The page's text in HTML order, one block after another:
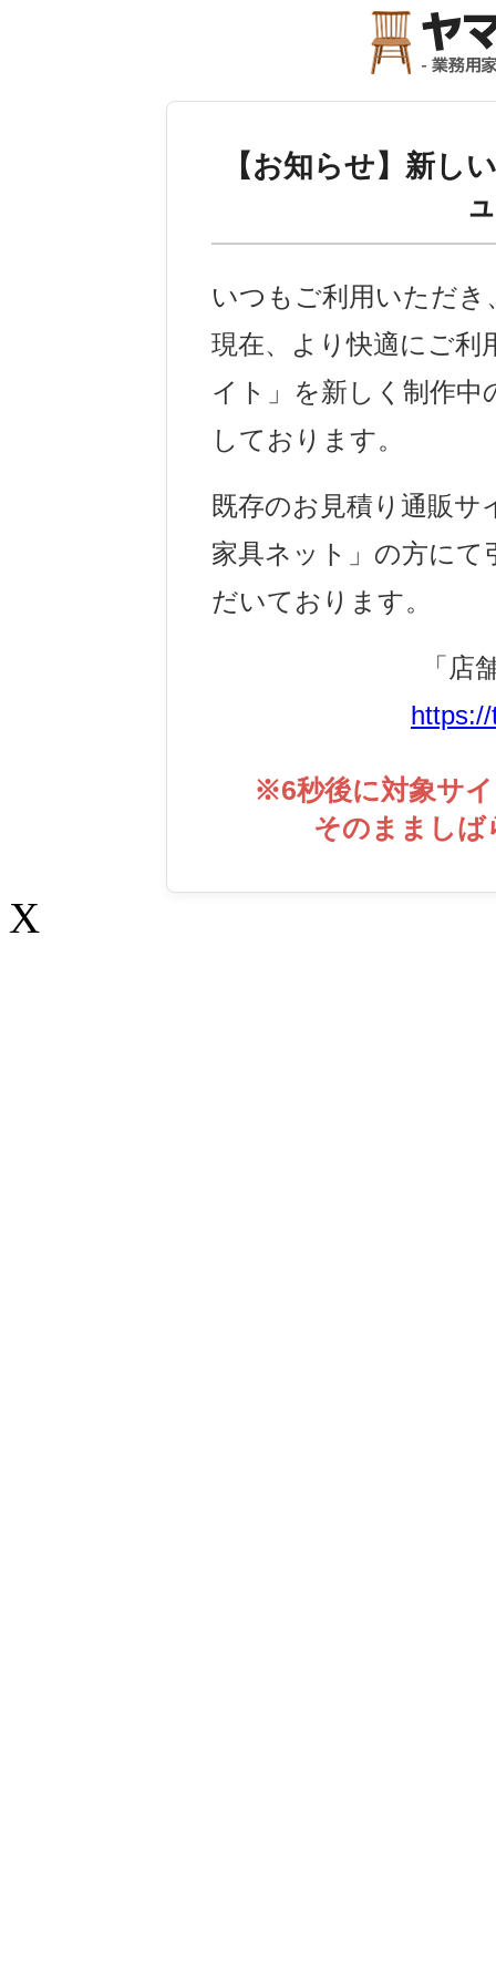
【お知らせ】 新し
いつもご利用いただ
現在、より快適にご利
イト」を新しく制作
しております。
既存のお見積り通販
家具ネット」の方に
だいております。
「店
※6秒後に対象サ
そのまましば
X